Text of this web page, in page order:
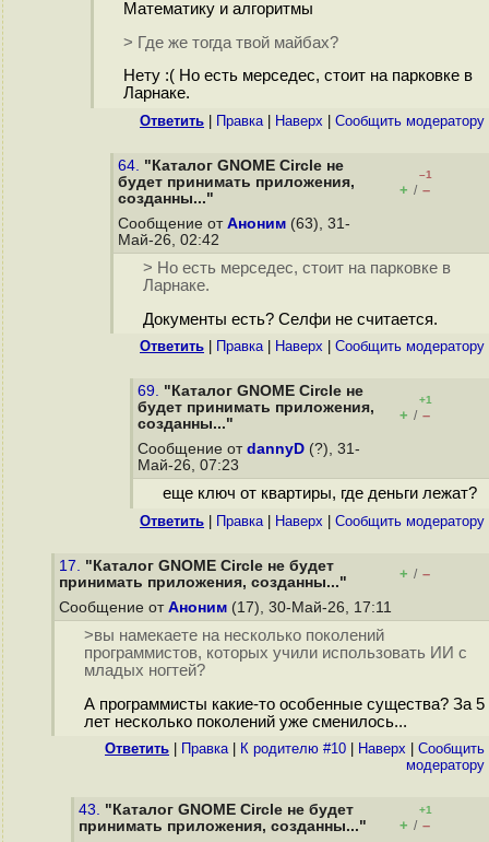
Математику и алгоритмы
> Где же тогда твой майбах?
Нету :( Но есть мерседес, стоит на парковке в
Ларнаке.
Ответить Правка| Наверх Cообщить модератору
64. "Каталог GNOME Circle не
будет принимать приложения,
созданны..."
–1
+ / –
Сообщение от Аноним (63), 31-
Май-26, 02:42
> Но есть мерседес, стоит на парковке в
Ларнаке.
Документы есть? Селфи не считается.
Ответить Правка| Наверх Cообщить модератору
69. "Каталог GNOME Circle не
будет принимать приложения,
созданны..."
+1
+ / –
Сообщение от dannyD (?), 31-
Май-26, 07:23
еще ключ от квартиры, где деньги лежат?
Ответить Правка| Наверх Cообщить модератору
17. "Каталог GNOME Circle не будет
принимать приложения, созданны..."
+ / –
Сообщение от Аноним (17), 30-Май-26, 17:11
>вы намекаете на несколько поколений
программистов, которых учили использовать ИИ с
младых ногтей?
А программисты какие-то особенные существа? За 5
лет несколько поколений уже сменилось...
Ответить Правка| К родителю #10 Наверх
Cообщить
модератору
43. "Каталог GNOME Circle не будет
принимать приложения, созданны..."
+1
+ / –